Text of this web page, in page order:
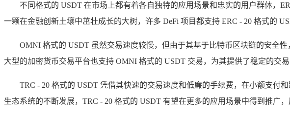
不同格式的 USDT 在市场上都有着各自独特的应用场景和忠实的用户群体，
一颗在金融创新土壤中茁壮成长的大树，许多 DeFi 项目都支持 ERC - 20 格式的
OMNI 格式的 USDT 虽然交易速度较慢，但由于其基于比特币区块链的安全
大型的加密货币交易平台也支持 OMNI 格式的 USDT 交易，为其提供了稳定的交易
TRC - 20 格式的 USDT 凭借其快速的交易速度和低廉的手续费，在小额支付
生态系统的不断发展，TRC - 20 格式的 USDT 有望在更多的应用场景中得到推广